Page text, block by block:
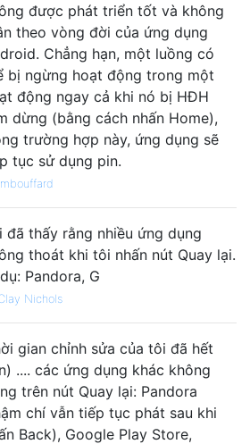
được phát triển tốt và không
theo vòng đời của ứng dụng
Chẳng hạn, một luồng có
bị ngừng hoạt động trong một
động ngay cả khi nó bị HĐH
dừng (bằng cách nhấn Home),
trường hợp này, ứng dụng sẽ
tục sử dụng pin.
đã thấy rằng nhiều ứng dụng
thoát khi tôi nhấn nút Quay lại.
Pandora, G
Nichols
gian chỉnh sửa của tôi đã hết
.... các ứng dụng khác không
trên nút Quay lại: Pandora
chí vẫn tiếp tục phát sau khi
Back), Google Play Store,